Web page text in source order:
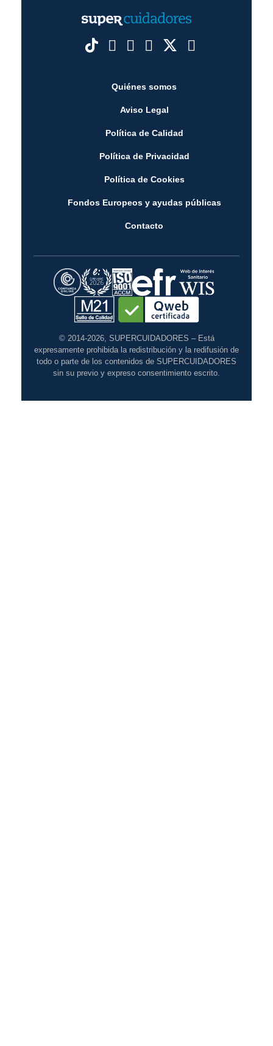
Quiénes somos
Aviso Legal
Política de Calidad
Política de Privacidad
Política de Cookies
Fondos Europeos y ayudas públicas
Contacto
© 2014-2026, SUPERCUIDADORES – Está
expresamente prohibida la redistribución y la redifusión de
todo o parte de los contenidos de SUPERCUIDADORES
sin su previo y expreso consentimiento escrito.